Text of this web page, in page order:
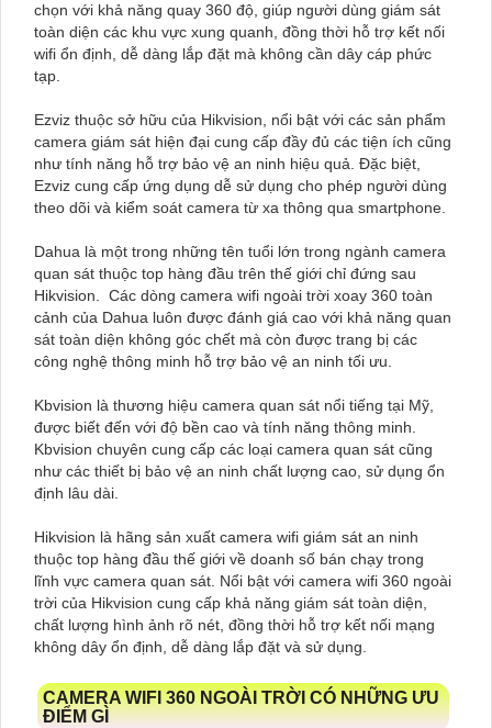
chọn với khả năng quay 360 độ, giúp người dùng giám sát
toàn diện các khu vực xung quanh, đồng thời hỗ trợ kết nối
wifi ổn định, dễ dàng lắp đặt mà không cần dây cáp phức
tạp.
Ezviz thuộc sở hữu của Hikvision, nổi bật với các sản phẩm
camera giám sát hiện đại cung cấp đầy đủ các tiện ích cũng
như tính năng hỗ trợ bảo vệ an ninh hiệu quả. Đặc biệt,
Ezviz cung cấp ứng dụng dễ sử dụng cho phép người dùng
theo dõi và kiểm soát camera từ xa thông qua smartphone.
Dahua là một trong những tên tuổi lớn trong ngành camera
quan sát thuộc top hàng đầu trên thế giới chỉ đứng sau
Hikvision. Các dòng camera wifi ngoài trời xoay 360 toàn
cảnh của Dahua luôn được đánh giá cao với khả năng quan
sát toàn diện không góc chết mà còn được trang bị các
công nghệ thông minh hỗ trợ bảo vệ an ninh tối ưu.
Kbvision là thương hiệu camera quan sát nổi tiếng tại Mỹ,
được biết đến với độ bền cao và tính năng thông minh.
Kbvision chuyên cung cấp các loại camera quan sát cũng
như các thiết bị bảo vệ an ninh chất lượng cao, sử dụng ổn
định lâu dài.
Hikvision là hãng sản xuất camera wifi giám sát an ninh
thuộc top hàng đầu thế giới về doanh số bán chạy trong
lĩnh vực camera quan sát. Nổi bật với camera wifi 360 ngoài
trời của Hikvision cung cấp khả năng giám sát toàn diện,
chất lượng hình ảnh rõ nét, đồng thời hỗ trợ kết nối mạng
không dây ổn định, dễ dàng lắp đặt và sử dụng.
CAMERA WIFI 360 NGOÀI TRỜI CÓ NHỮNG ƯU
ĐIỂM GÌ